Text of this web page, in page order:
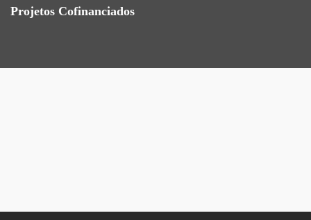
Projetos Cofinanciados